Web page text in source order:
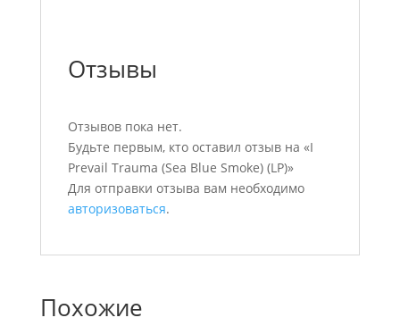
Отзывы
Отзывов пока нет.
Будьте первым, кто оставил отзыв на «I
Prevail Trauma (Sea Blue Smoke) (LP)»
Для отправки отзыва вам необходимо
авторизоваться.
Похожие